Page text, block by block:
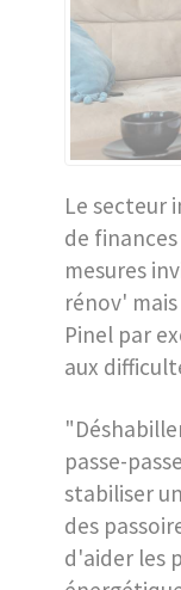
Le secteur
de
mesures
rénov'
Pinel par
aux
passe-
stabiliser un
des
d'aider les